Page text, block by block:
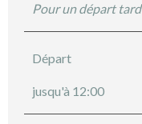
Pour un départ
Départ
jusqu'à 12:00